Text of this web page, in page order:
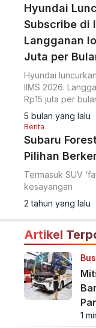
Hyundai
Subscribe di
Langganan
Juta per
Hyundai
IIMS 2026.
Rp15 juta per
asuransi, dan
5 bulan yang lalu
Berita
Subaru
Pilihan
Termasuk SUV
kesayangan
2 tahun yang lalu
Artikel
Bus
1